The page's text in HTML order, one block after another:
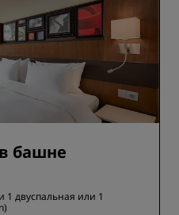
башне
1 двуспальная или 1